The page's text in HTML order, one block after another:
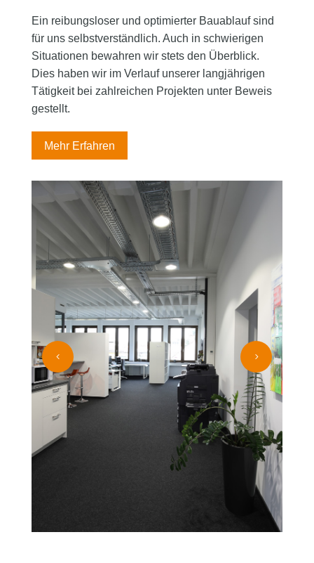
Ein reibungsloser und optimierter Bauablauf sind
für uns selbstverständlich. Auch in schwierigen
Situationen bewahren wir stets den Überblick.
Dies haben wir im Verlauf unserer langjährigen
Tätigkeit bei zahlreichen Projekten unter Beweis
gestellt.
Mehr Erfahren